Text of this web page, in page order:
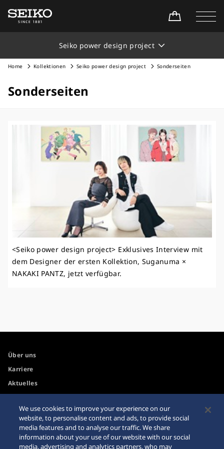
Seiko power design project
Home Kollektionen Seiko power design project Sonderseiten
Sonderseiten
<Seiko power design project> Exklusives Interview mit
dem Designer der ersten Kollektion, Suganuma ×
NAKAKI PANTZ, jetzt verfügbar.
Über uns
Karriere
Aktuelles
Internetkäufe
Impressum
Händler
Sitemap
We use cookies to improve your experience on our
website, to personalise content and ads, to provide social
media features and to analyse our traffic. We share
information about your use of our website with our social
media, advertising and analytics partners, who may